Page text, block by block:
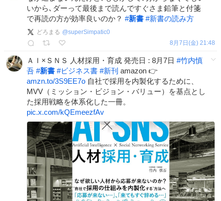
いから､ダーって最後まで読んですぐさま鉛筆と付箋
で再読の方が効率良いのか？ #新書 #新書の読み方
どろまる @superSimpatic0
8月7日(金) 21:48
ＡＩ×ＳＮＳ 人材採用・育成 発売日 : 8月7日 #竹内慎
吾 #新書 #ビジネス書 #新刊 amazon 👉
amzn.to/3S9EE7o 自社で採用を内製化するために、
MVV（ミッション・ビジョン・バリュー）を基点とし
た採用戦略を体系化した一冊。
pic.x.com/kQEmeezfAv